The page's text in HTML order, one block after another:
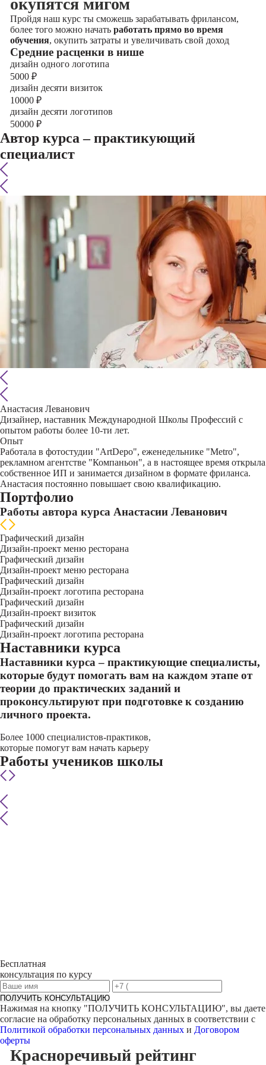
окупятся мигом
Пройдя наш курс ты сможешь зарабатывать фрилансом,
более того можно начать работать прямо во время
обучения, окупить затраты и увеличивать свой доход
Cредние расценки в нише
дизайн одного логотипа
5000 ₽
дизайн десяти визиток
10000 ₽
дизайн десяти логотипов
50000 ₽
Автор курса – практикующий
специалист
Анастасия Леванович
Дизайнер, наставник Международной Школы Профессий с
опытом работы более 10-ти лет.
Опыт
Работала в фотостудии "ArtDepo", еженедельнике "Metro",
рекламном агентстве "Компаньон", а в настоящее время открыла
собственное ИП и занимается дизайном в формате фриланса.
Анастасия постоянно повышает свою квалификацию.
Портфолио
Работы автора курса Анастасии Леванович
Графический дизайн
Дизайн-проект меню ресторана
Графический дизайн
Дизайн-проект меню ресторана
Графический дизайн
Дизайн-проект логотипа ресторана
Графический дизайн
Дизайн-проект визиток
Графический дизайн
Дизайн-проект логотипа ресторана
Наставники курса
Наставники курса – практикующие специалисты,
которые будут помогать вам на каждом этапе от
теории до практических заданий и
проконсультируют при подготовке к созданию
личного проекта.
Более 1000 специалистов-практиков,
которые помогут вам начать карьеру
Работы учеников школы
Бесплатная
консультация по курсу
ПОЛУЧИТЬ КОНСУЛЬТАЦИЮ
Нажимая на кнопку "ПОЛУЧИТЬ КОНСУЛЬТАЦИЮ", вы даете
согласие на обработку персональных данных в соответствии с
Политикой обработки персональных данных и Договором
оферты
Красноречивый рейтинг